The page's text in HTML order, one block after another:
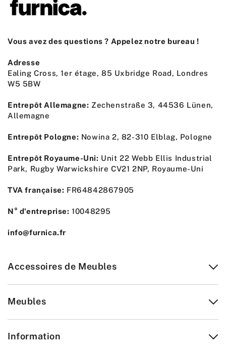
Vous avez des questions ? Appelez notre bureau !
Adresse
Ealing Cross, 1er étage, 85 Uxbridge Road, Londres
W5 5BW
Entrepôt Allemagne: Zechenstraße 3, 44536 Lünen,
Allemagne
Entrepôt Pologne: Nowina 2, 82-310 Elblag, Pologne
Entrepôt Royaume-Uni: Unit 22 Webb Ellis Industrial
Park, Rugby Warwickshire CV21 2NP, Royaume-Uni
TVA française: FR64842867905
N° d'entreprise: 10048295
info@furnica.fr
Accessoires de Meubles
Meubles
Information